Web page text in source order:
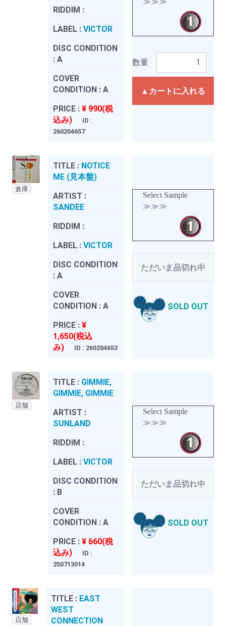
RIDDIM :
LABEL : VICTOR
DISC CONDITION
: A
COVER
CONDITION : A
PRICE : ¥ 990(税
込み)
ID :
260204657
数量
▲カートに入れる
倉庫
TITLE : NOTICE
ME (見本盤)
ARTIST :
SANDEE
RIDDIM :
LABEL : VICTOR
DISC CONDITION
: A
COVER
CONDITION : A
PRICE : ¥
1,650(税込
み)
ID : 260204652
Select Sample
≫≫≫
ただいま品切れ中
SOLD OUT
店舗
TITLE : GIMMIE,
GIMMIE, GIMMIE
ARTIST :
SUNLAND
RIDDIM :
LABEL : VICTOR
DISC CONDITION
: B
COVER
CONDITION : A
PRICE : ¥ 660(税
込み)
ID :
250713014
Select Sample
≫≫≫
ただいま品切れ中
SOLD OUT
店舗
TITLE : EAST
WEST
CONNECTION